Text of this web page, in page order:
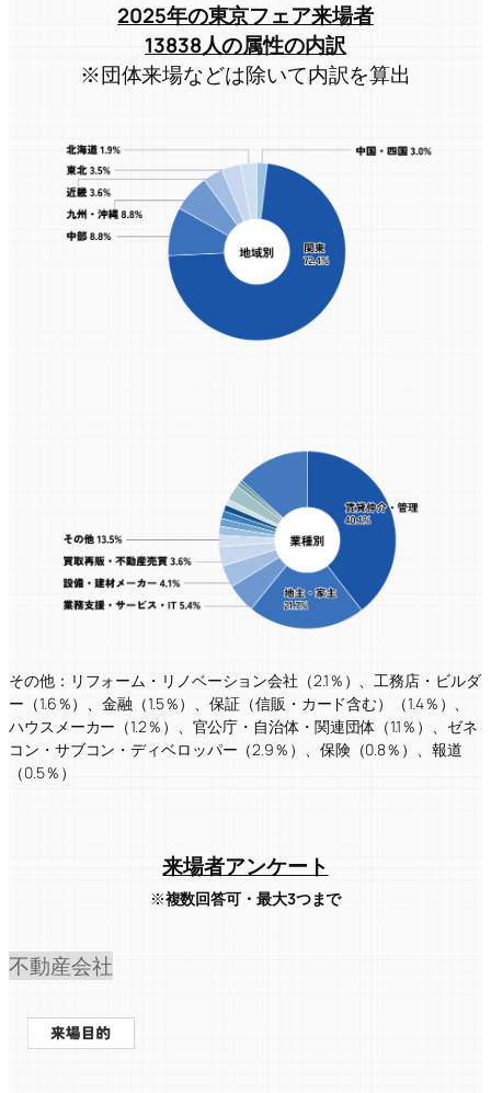
2025年の東京フェア来場者
13838人の属性の内訳
※団体来場などは除いて内訳を算出
その他：リフォーム・リノベーション会社（2.1％）、工務店・ビルダ
ー（1.6％）、金融（1.5％）、保証（信販・カード含む）（1.4％）、
ハウスメーカー（1.2％）、官公庁・自治体・関連団体（1.1％）、ゼネ
コン・サブコン・ディベロッパー（2.9％）、保険（0.8％）、報道
（0.5％）
来場者アンケート
※複数回答可・最大3つまで
不動産会社